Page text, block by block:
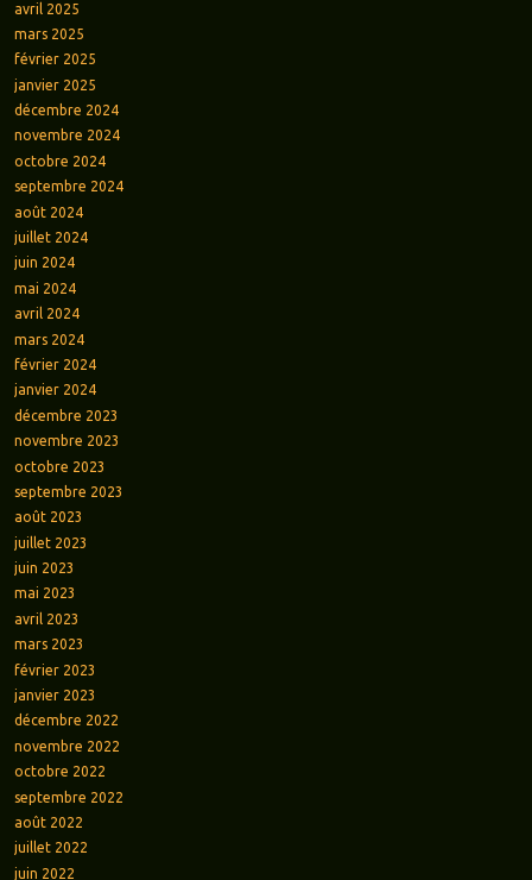
avril 2025
mars 2025
février 2025
janvier 2025
décembre 2024
novembre 2024
octobre 2024
septembre 2024
août 2024
juillet 2024
juin 2024
mai 2024
avril 2024
mars 2024
février 2024
janvier 2024
décembre 2023
novembre 2023
octobre 2023
septembre 2023
août 2023
juillet 2023
juin 2023
mai 2023
avril 2023
mars 2023
février 2023
janvier 2023
décembre 2022
novembre 2022
octobre 2022
septembre 2022
août 2022
juillet 2022
juin 2022